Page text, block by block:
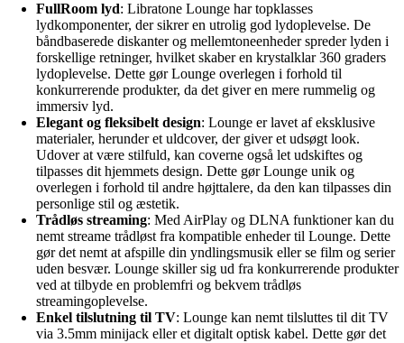
FullRoom lyd: Libratone Lounge har topklasses
lydkomponenter, der sikrer en utrolig god lydoplevelse. De
båndbaserede diskanter og mellemtoneenheder spreder lyden i
forskellige retninger, hvilket skaber en krystalklar 360 graders
lydoplevelse. Dette gør Lounge overlegen i forhold til
konkurrerende produkter, da det giver en mere rummelig og
immersiv lyd.
Elegant og fleksibelt design: Lounge er lavet af eksklusive
materialer, herunder et uldcover, der giver et udsøgt look.
Udover at være stilfuld, kan coverne også let udskiftes og
tilpasses dit hjemmets design. Dette gør Lounge unik og
overlegen i forhold til andre højttalere, da den kan tilpasses din
personlige stil og æstetik.
Trådløs streaming: Med AirPlay og DLNA funktioner kan du
nemt streame trådløst fra kompatible enheder til Lounge. Dette
gør det nemt at afspille din yndlingsmusik eller se film og serier
uden besvær. Lounge skiller sig ud fra konkurrerende produkter
ved at tilbyde en problemfri og bekvem trådløs
streamingoplevelse.
Enkel tilslutning til TV: Lounge kan nemt tilsluttes til dit TV
via 3.5mm minijack eller et digitalt optisk kabel. Dette gør det